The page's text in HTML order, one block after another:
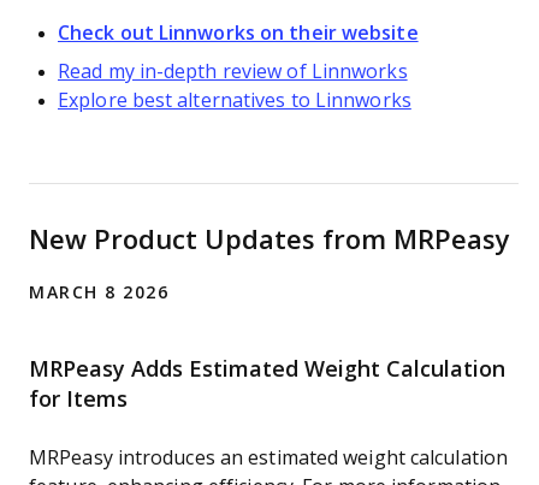
Check out Linnworks on their website
Read my in-depth review of Linnworks
Explore best alternatives to Linnworks
New Product Updates from MRPeasy
MARCH 8 2026
MRPeasy Adds Estimated Weight Calculation
for Items
MRPeasy introduces an estimated weight calculation